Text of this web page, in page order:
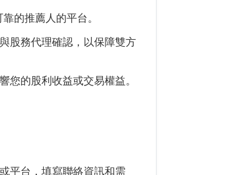
的推薦人的平台。
股務代理確認，以保障雙方
您的股利收益或交易權益。
平台，填寫聯絡資訊和需